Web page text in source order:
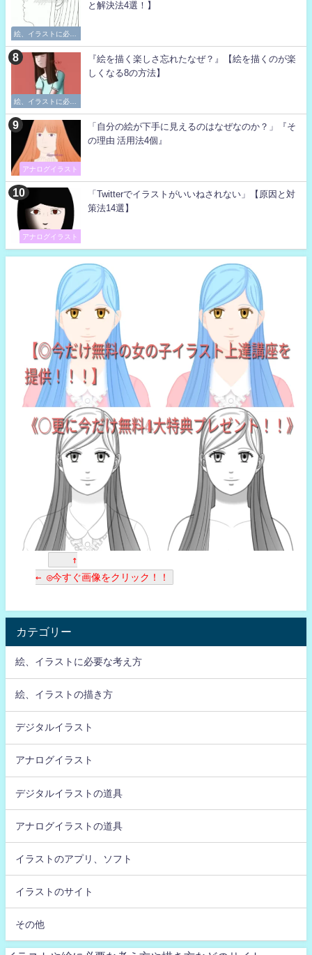
絵、イラストに必要
な考え方
と解決法4選！】
絵、イラストに必要
な考え方
『絵を描く楽しさ忘れたなぜ？』【絵を描くのが楽
しくなる8の方法】
アナログイラスト
「自分の絵が下手に見えるのはなぜなのか？」『そ
の理由 活用法4個』
アナログイラスト
「Twitterでイラストがいいねされない」【原因と対
策法14選】
↑
← ◎今すぐ画像をクリック！！
カテゴリー
絵、イラストに必要な考え方
絵、イラストの描き方
デジタルイラスト
アナログイラスト
デジタルイラストの道具
アナログイラストの道具
イラストのアプリ、ソフト
イラストのサイト
その他